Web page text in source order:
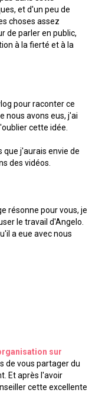
et d'un peu de
choses assez
de parler en public,
à la fierté et à la
pour raconter ce
nous avons eus, j'ai
cette idée.
que j'aurais envie de
des vidéos.
résonne pour vous, je
le travail d'Angelo.
a eue avec nous
sur
de vous partager du
Et après l'avoir
cette excellente